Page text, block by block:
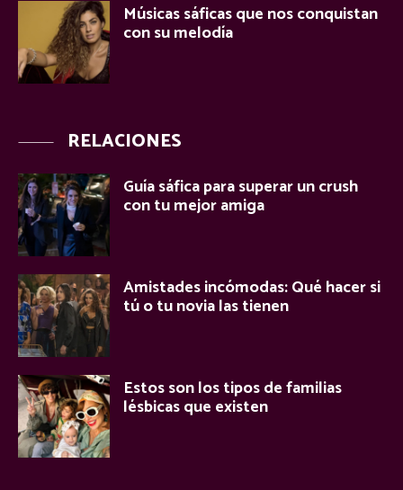
Músicas sáficas que nos conquistan
con su melodía
RELACIONES
Guía sáfica para superar un crush
con tu mejor amiga
Amistades incómodas: Qué hacer si
tú o tu novia las tienen
Estos son los tipos de familias
lésbicas que existen